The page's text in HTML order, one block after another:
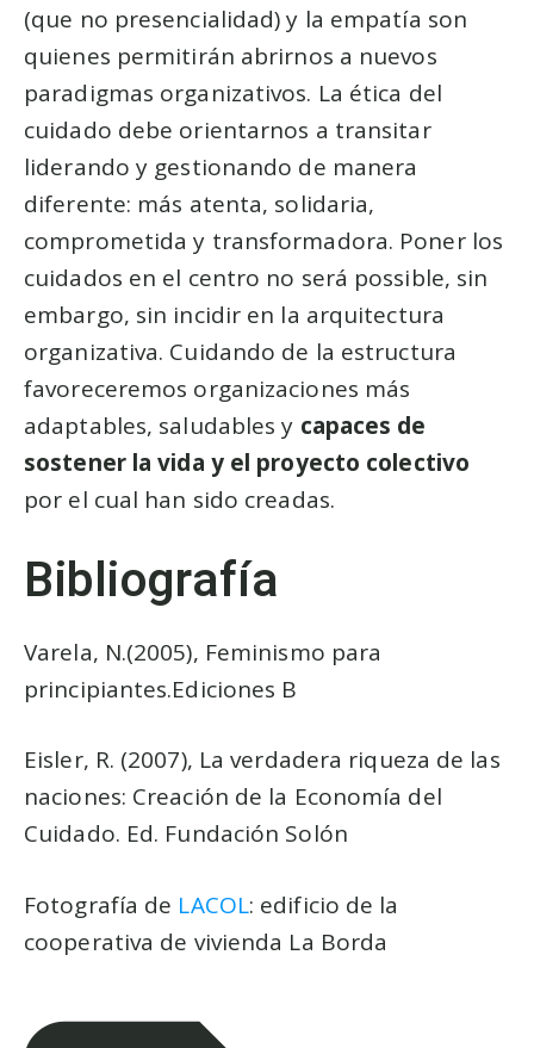
(que no presencialidad) y la empatía son
quienes permitirán abrirnos a nuevos
paradigmas organizativos. La ética del
cuidado debe orientarnos a transitar
liderando y gestionando de manera
diferente: más atenta, solidaria,
comprometida y transformadora. Poner los
cuidados en el centro no será possible, sin
embargo, sin incidir en la arquitectura
organizativa. Cuidando de la estructura
favoreceremos organizaciones más
adaptables, saludables y capaces de
sostener la vida y el proyecto colectivo
por el cual han sido creadas.
Bibliografía
Varela, N.(2005), Feminismo para
principiantes.Ediciones B
Eisler, R. (2007), La verdadera riqueza de las
naciones: Creación de la Economía del
Cuidado. Ed. Fundación Solón
Fotografía de LACOL: edificio de la
cooperativa de vivienda La Borda